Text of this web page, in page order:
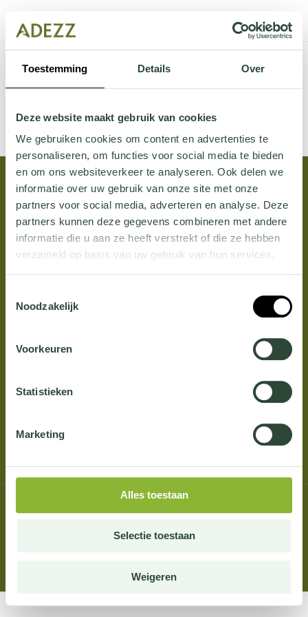
Toestemming Details Over
Deze website maakt gebruik van cookies
We gebruiken cookies om content en advertenties te
personaliseren, om functies voor social media te bieden
en om ons websiteverkeer te analyseren. Ook delen we
informatie over uw gebruik van onze site met onze
partners voor social media, adverteren en analyse. Deze
partners kunnen deze gegevens combineren met andere
informatie die u aan ze heeft verstrekt of die ze hebben
verzameld op basis van uw gebruik van hun services.
jehier.
Noodzakelijk
Voorkeuren
Statistieken
Marketing
Alles toestaan
Selectie toestaan
Weigeren
There are no posts on the list.
Nederlands
© 2023 Work at Adezz